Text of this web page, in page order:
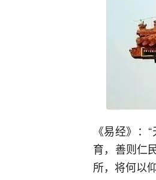
《易经》
育，善则仁
所，将何以